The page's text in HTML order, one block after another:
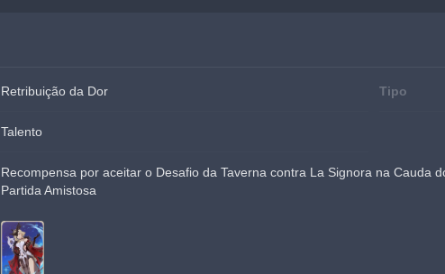
Retribuição da Dor Tipo
Talento
Recompensa por aceitar o Desafio da Taverna contra La Signora na Cauda
Partida Amistosa